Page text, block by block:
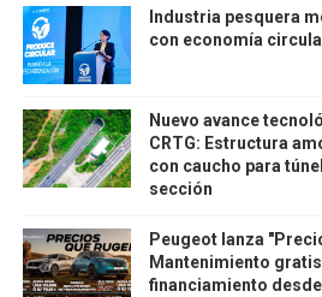
Industria pesquera
con economía
Nuevo avance
CRTG: Estructura
con caucho para
sección
Peugeot lanza
Mantenimiento
financiamiento